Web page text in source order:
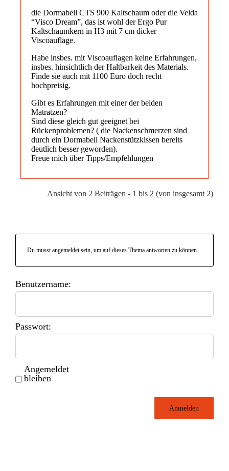
die Dormabell CTS 900 Kaltschaum oder die Velda
“Visco Dream”, das ist wohl der Ergo Pur
Kaltschaumkern in H3 mit 7 cm dicker
Viscoauflage.
Habe insbes. mit Viscoauflagen keine Erfahrungen,
insbes. hinsichtlich der Haltbarkeit des Materials.
Finde sie auch mit 1100 Euro doch recht
hochpreisig.
Gibt es Erfahrungen mit einer der beiden
Matratzen?
Sind diese gleich gut geeignet bei
Rückenproblemen? ( die Nackenschmerzen sind
durch ein Dormabell Nackenstützkissen bereits
deutlich besser geworden).
Freue mich über Tipps/Empfehlungen
Ansicht von 2 Beiträgen - 1 bis 2 (von insgesamt 2)
Du musst angemeldet sein, um auf dieses Thema antworten zu können.
Benutzername:
Passwort:
Angemeldet
bleiben
Anmelden